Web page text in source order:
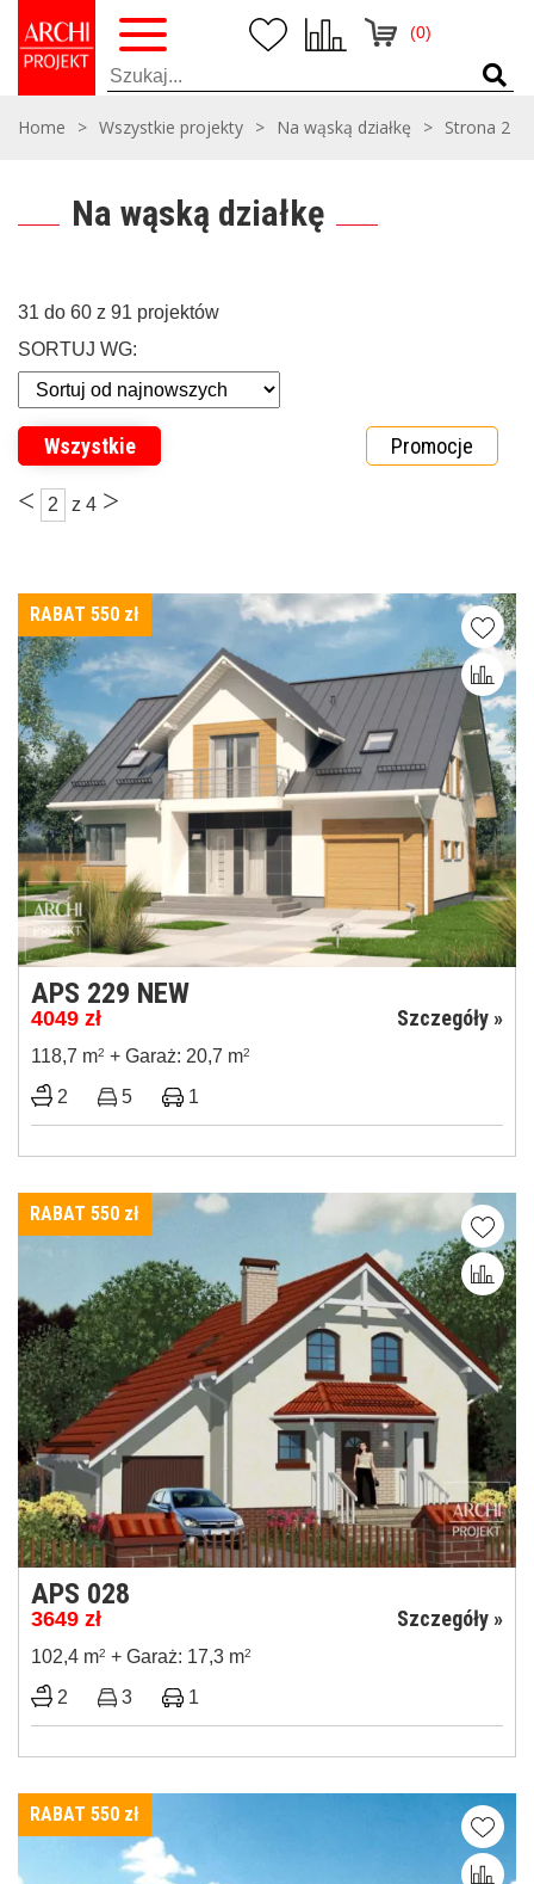
(0)
Home > Wszystkie projekty > Na wąską działkę > Strona 2
Na wąską działkę
31 do 60 z 91 projektów
SORTUJ WG:
Wszystkie Promocje
< 2 z 4 >
RABAT 550 zł
APS 229 NEW
4049 zł Szczegóły »
118,7 m2 + Garaż: 20,7 m2
2 5 1
RABAT 550 zł
APS 028
3649 zł Szczegóły »
102,4 m2 + Garaż: 17,3 m2
2 3 1
RABAT 550 zł